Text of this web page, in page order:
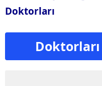
Doktorları
Doktorları